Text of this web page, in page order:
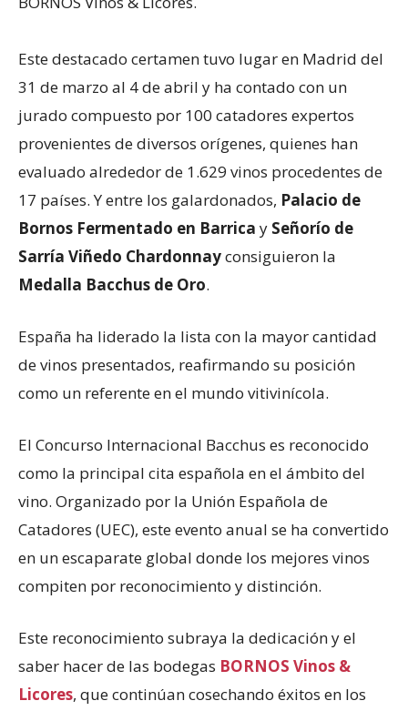
Este destacado certamen tuvo lugar en Madrid del
31 de marzo al 4 de abril y ha contado con un
jurado compuesto por 100 catadores expertos
provenientes de diversos orígenes, quienes han
evaluado alrededor de 1.629 vinos procedentes de
17 países. Y entre los galardonados, Palacio de
Bornos Fermentado en Barrica y Señorío de
Sarría Viñedo Chardonnayconsiguieron la
Medalla Bacchus de Oro.
España ha liderado la lista con la mayor cantidad
de vinos presentados, reafirmando su posición
como un referente en el mundo vitivinícola.
El Concurso Internacional Bacchus es reconocido
como la principal cita española en el ámbito del
vino. Organizado por la Unión Española de
Catadores (UEC), este evento anual se ha convertido
en un escaparate global donde los mejores vinos
compiten por reconocimiento y distinción.
Este reconocimiento subraya la dedicación y el
saber hacer de las bodegas BORNOS Vinos &
Licores, que continúan cosechando éxitos en los